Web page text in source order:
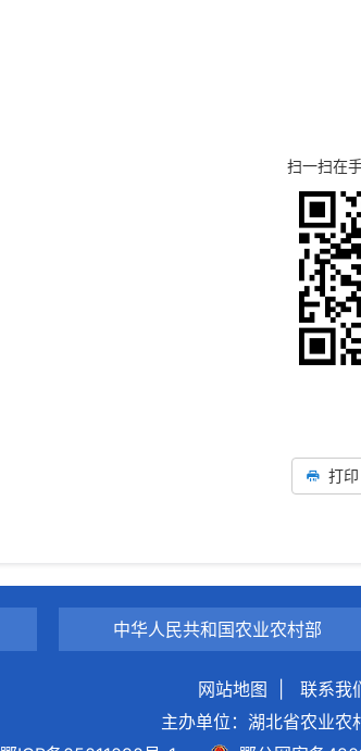
扫一扫在
打印
中华人民共和国农业农村部
网站地图 联系我
主办单位：湖北省农业农